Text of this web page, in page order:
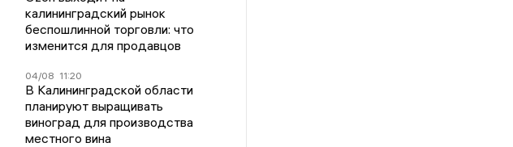
калининградский рынок
беспошлинной торговли: что
изменится для продавцов
04/08 11:20
В Калининградской области
планируют выращивать
виноград для производства
местного вина